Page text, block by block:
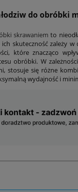
do obróbki
skrawaniem to
skuteczność zależy w
które znacząco
obróbki. W
stosuje się różne
wydajność i